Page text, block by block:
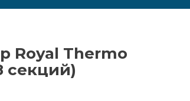
Royal Thermo
секций)